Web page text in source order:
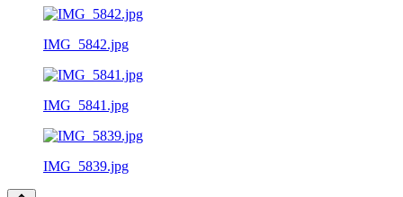
IMG_5842.jpg
IMG_5841.jpg
IMG_5839.jpg